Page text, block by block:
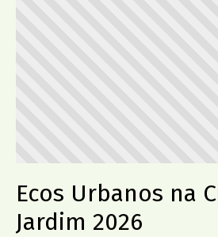
Ecos Urbanos na
Jardim 2026